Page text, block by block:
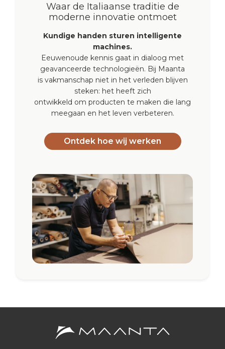
Waar de Italiaanse traditie de
moderne innovatie ontmoet
Kundige handen sturen intelligente
machines.
Eeuwenoude kennis gaat in dialoog met
geavanceerde technologieën. Bij Maanta
is vakmanschap niet in het verleden blijven
steken: het heeft zich
ontwikkeld om producten te maken die lang
meegaan en het leven verbeteren.
Ontdek hoe wij werken